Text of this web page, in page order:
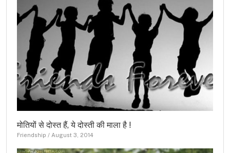
मोतियों से दोस्त हैं, ये दोस्ती की माला है !
Friendship / August 3, 2014